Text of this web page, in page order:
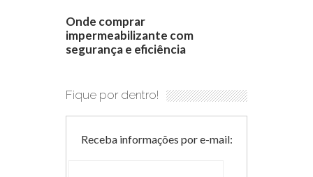
Onde comprar
impermeabilizante com
segurança e eficiência
Fique por dentro!
Receba informações por e-mail: